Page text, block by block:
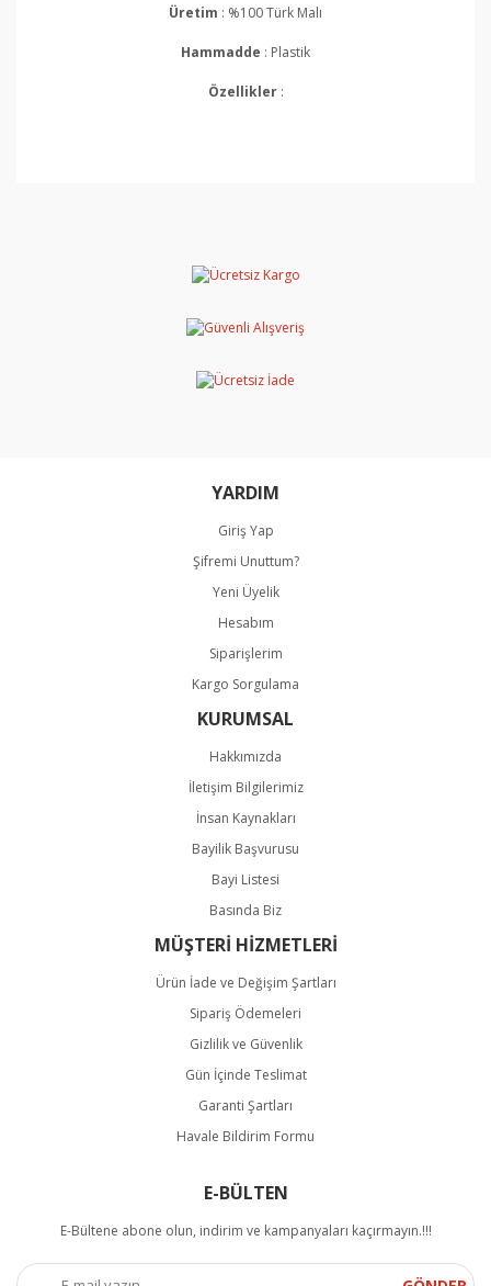
Üretim : %100 Türk Malı
Hammadde : Plastik
Özellikler :
Yorum Yaz
Ürün açıklamasında eksik bilgiler bulunuyor.
Gönder
YARDIM
Giriş Yap
Şifremi Unuttum?
Yeni Üyelik
Hesabım
Siparişlerim
Kargo Sorgulama
KURUMSAL
Hakkımızda
İletişim Bilgilerimiz
İnsan Kaynakları
Bayilik Başvurusu
Bayi Listesi
Basında Biz
MÜŞTERİ HİZMETLERİ
Ürün İade ve Değişim Şartları
Sipariş Ödemeleri
Gizlilik ve Güvenlik
Gün İçinde Teslimat
Garanti Şartları
Havale Bildirim Formu
E-BÜLTEN
E-Bültene abone olun, indirim ve kampanyaları kaçırmayın.!!!